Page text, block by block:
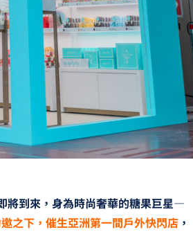
將到來，身為時尚奢華的糖果巨星—
之下，催生亞洲第一間戶外快閃店，